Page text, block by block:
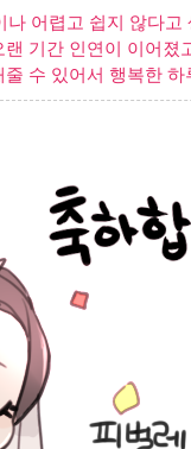
나 어렵고 쉽지 않다고
기간 인연이 이어졌
수 있어서 행복한 하